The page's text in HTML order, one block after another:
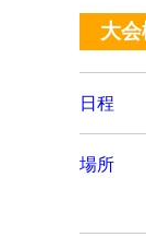
大会
日程
場所